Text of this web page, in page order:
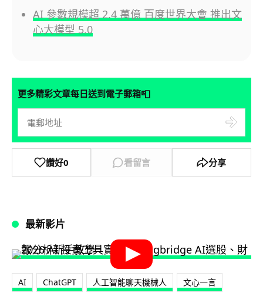
AI 參數規模超 2.4 萬億 百度世界大會 推出文
心大模型 5.0
更多精彩文章每日送到電子郵箱📮
讚好0 看留言 分享
最新影片
AI ChatGPT 人工智能聊天機械人
文心一言